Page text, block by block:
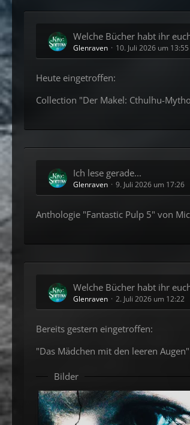
Welche Bücher habt ihr
Glenraven 10. Juli 2026 um 13:55
Heute eingetroffen:
Collection "Der Makel: Cthulhu-
Ich lese gerade...
Glenraven 9. Juli 2026 um 17:26
Anthologie "Fantastic Pulp 5" von
Welche Bücher habt ihr
Glenraven 2. Juli 2026 um 12:22
Bereits gestern eingetroffen:
"Das Mädchen mit den leeren
Bilder